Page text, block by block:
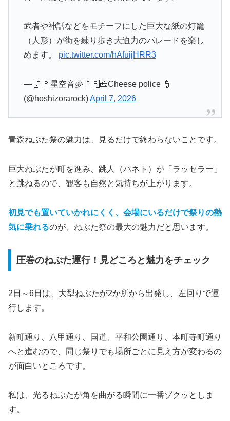
武者や神話などをモチーフにした巨大な紙の灯籠
（人形）が街を練り歩き大迫力のパレードを楽し
めます。 pic.twitter.com/hAfuijHRR3
— 🇯🇵星空音夢🇯🇵🧀Cheese police 👮
(@hoshizorarock)April 7, 2026
青森ねぶた祭の魅力は、見るだけで終わらないことです。
巨大ねぶたが町を進み、跳人（ハネト）が「ラッセラー」
と跳ねるので、観客も自然と気持ちが上がります。
初見でも置いていかれにくく、会場にいるだけで祭りの熱
気に乗れるのが、ねぶた祭の最大の魅力だと思います。
圧巻のねぶた運行！見どころと魅力をチェック
2日～6日は、大型ねぶたが2か所から出発し、左回りで運
行します。
新町通り、八甲通り、国道、平和公園通り、本町寺町通り
へと進むので、同じ祭りでも場所ごとに見え方が変わるの
が面白いところです。
私は、光るねぶたが角を曲がる瞬間に一番ゾクッとしま
す。